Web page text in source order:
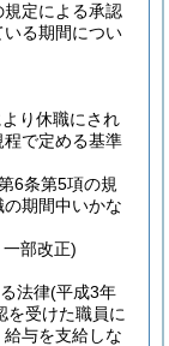
定による承認
る期間につい
り休職にされ
で定める基準
6条第5項の規
期間中いかな
部改正)
法律(平成3年
を受けた職員に
与を支給しな